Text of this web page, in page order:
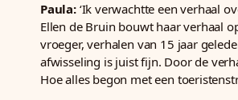
Paula:‘Ik verwachtte een verhaal
Ellen de Bruin bouwt haar verhaal
vroeger, verhalen van 15 jaar
afwisseling is juist fijn. Door de
Hoe alles begon met een